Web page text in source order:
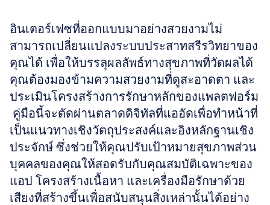
อินเตอร์เฟซที่ออกแบบมาอย่างสวยงามไม่
สามารถเปลี่ยนแปลงระบบประสาทสรีรวิทยาของ
คุณได้ เพื่อให้บรรลุผลลัพธ์ทางสุขภาพที่วัดผลได้
คุณต้องมองข้ามความสวยงามที่ดูสะอาดตา และ
เป็นแนวทางเชิงวัตถุประสงค์และอิงหลักฐานเชิง
ประจักษ์ ซึ่งช่วยให้คุณปรับเป้าหมายสุขภาพส่วน
บุคคลของคุณให้สอดรับกับคุณสมบัติเฉพาะของ
แอป โครงสร้างเนื้อหา และเครื่องมือรักษาด้วย
เสียงที่สร้างขึ้นเพื่อสนับสนุนสิ่งเหล่านั้นได้อย่าง